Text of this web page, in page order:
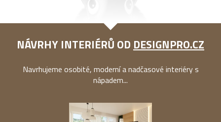
NÁVRHY INTERIÉRŮ OD DESIGNPRO.CZ
Navrhujeme osobité, moderní a nadčasové interiéry s
nápadem...